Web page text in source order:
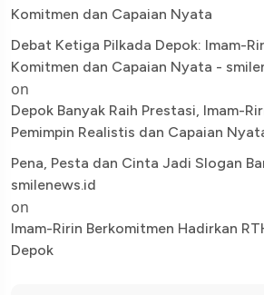
Komitmen dan Capaian Nyata
Debat Ketiga Pilkada Depok: Imam-
Komitmen dan Capaian Nyata -
on
Depok Banyak Raih Prestasi, Imam-
Pemimpin Realistis dan Capaian
Pena, Pesta dan Cinta Jadi Slogan
smilenews.id
on
Imam-Ririn Berkomitmen Hadirkan
Depok